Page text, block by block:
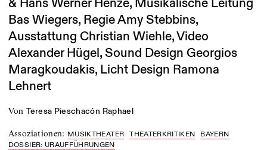
& Hans Werner Henze, Musikalische Leitung
Bas Wiegers, Regie Amy Stebbins,
Ausstattung Christian Wiehle, Video
Alexander Hügel, Sound Design Georgios
Maragkoudakis, Licht Design Ramona
Lehnert
von Teresa Pieschacón Raphael
Assoziationen: MUSIKTHEATER THEATERKRITIKEN
BAYERN
DOSSIER: URAUFFÜHRUNGEN